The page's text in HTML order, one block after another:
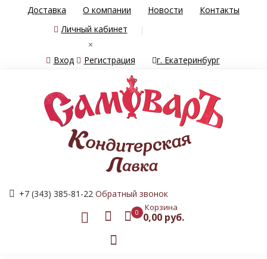
Доставка О компании Новости
Контакты
Личный кабинет
×
Вход
Регистрация г. Екатеринбург
+7 (343) 385-81-22 Обратный звонок
0 Корзина
0,00 руб.